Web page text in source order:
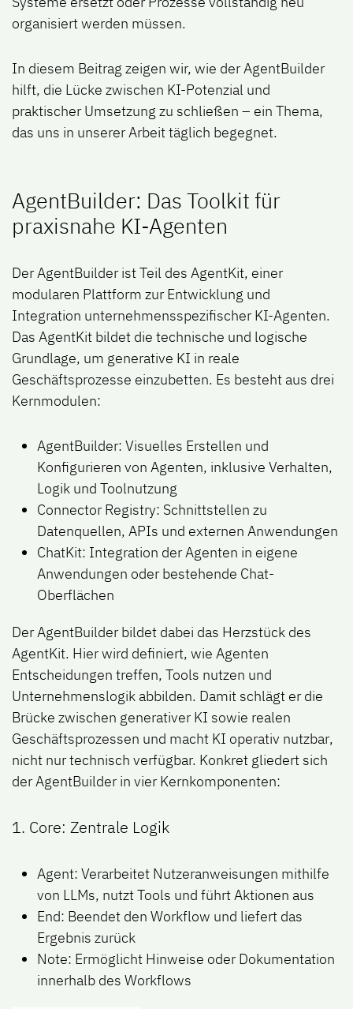
organisiert werden müssen.
In diesem Beitrag zeigen wir, wie der AgentBuilder
hilft, die Lücke zwischen KI-Potenzial und
praktischer Umsetzung zu schließen – ein Thema,
das uns in unserer Arbeit täglich begegnet.
AgentBuilder: Das Toolkit für
praxisnahe KI-Agenten
Der AgentBuilder ist Teil des AgentKit, einer
modularen Plattform zur Entwicklung und
Integration unternehmensspezifischer KI-Agenten.
Das AgentKit bildet die technische und logische
Grundlage, um generative KI in reale
Geschäftsprozesse einzubetten. Es besteht aus drei
Kernmodulen:
AgentBuilder: Visuelles Erstellen und
Konfigurieren von Agenten, inklusive Verhalten,
Logik und Toolnutzung
Connector Registry: Schnittstellen zu
Datenquellen, APIs und externen Anwendungen
ChatKit: Integration der Agenten in eigene
Anwendungen oder bestehende Chat-
Oberflächen
Der AgentBuilder bildet dabei das Herzstück des
AgentKit. Hier wird definiert, wie Agenten
Entscheidungen treffen, Tools nutzen und
Unternehmenslogik abbilden. Damit schlägt er die
Brücke zwischen generativer KI sowie realen
Geschäftsprozessen und macht KI operativ nutzbar,
nicht nur technisch verfügbar. Konkret gliedert sich
der AgentBuilder in vier Kernkomponenten:
1. Core: Zentrale Logik
Agent: Verarbeitet Nutzeranweisungen mithilfe
von LLMs, nutzt Tools und führt Aktionen aus
End: Beendet den Workflow und liefert das
Ergebnis zurück
Note: Ermöglicht Hinweise oder Dokumentation
innerhalb des Workflows